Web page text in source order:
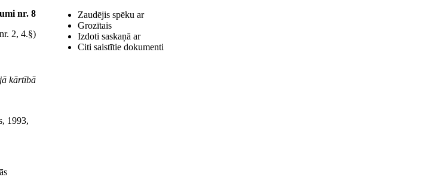
nr. 8
2, 4.§)
kārtībā
1993,
Zaudējis spēku ar
Grozītais
Izdoti saskaņā ar
Citi saistītie dokumenti